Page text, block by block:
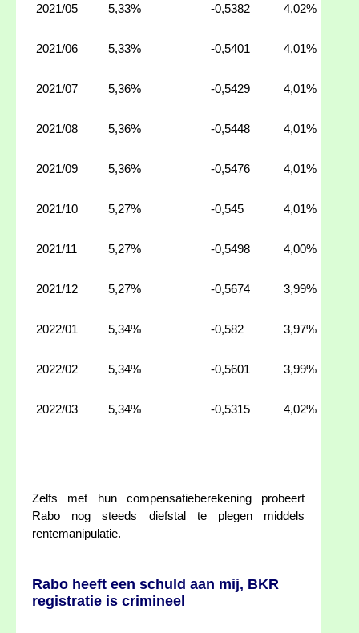
2021/05 5,33% -0,5382 4,02%
2021/06 5,33% -0,5401 4,01%
2021/07 5,36% -0,5429 4,01%
2021/08 5,36% -0,5448 4,01%
2021/09 5,36% -0,5476 4,01%
2021/10 5,27% -0,545 4,01%
2021/11 5,27% -0,5498 4,00%
2021/12 5,27% -0,5674 3,99%
2022/01 5,34% -0,582 3,97%
2022/02 5,34% -0,5601 3,99%
2022/03 5,34% -0,5315 4,02%
Zelfs met hun compensatieberekening probeert
Rabo nog steeds diefstal te plegen middels
rentemanipulatie.
Rabo heeft een schuld aan mij, BKR
registratie is crimineel